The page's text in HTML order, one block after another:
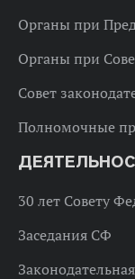
Органы при
Органы при
Совет
Полномочные
30 лет Совету
Заседания СФ